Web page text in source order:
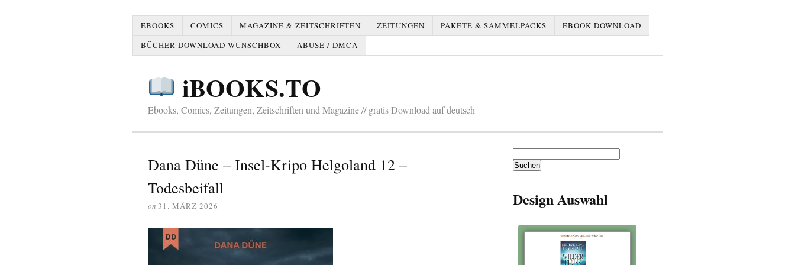
EBOOKS COMICS MAGAZINE & ZEITSCHRIFTEN ZEITUNGEN PAKETE & SAMMELPACKS
EBOOK DOWNLOAD
BÜCHER DOWNLOAD WUNSCHBOX
ABUSE / DMCA
iBOOKS.TO
Ebooks, Comics, Zeitungen, Zeitschriften und Magazine // gratis Download auf deutsch
Dana Düne – Insel-Kripo Helgoland 12 –
Todesbeifall
on 31. MÄRZ 2026
nach:
Design Auswahl